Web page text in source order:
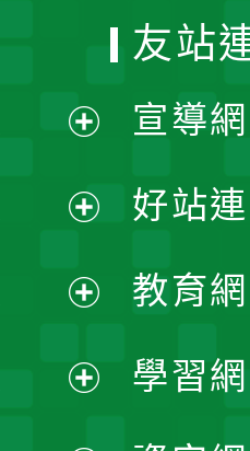
開
選
單
開
選
開
友站
宣導
好站
教育
學習